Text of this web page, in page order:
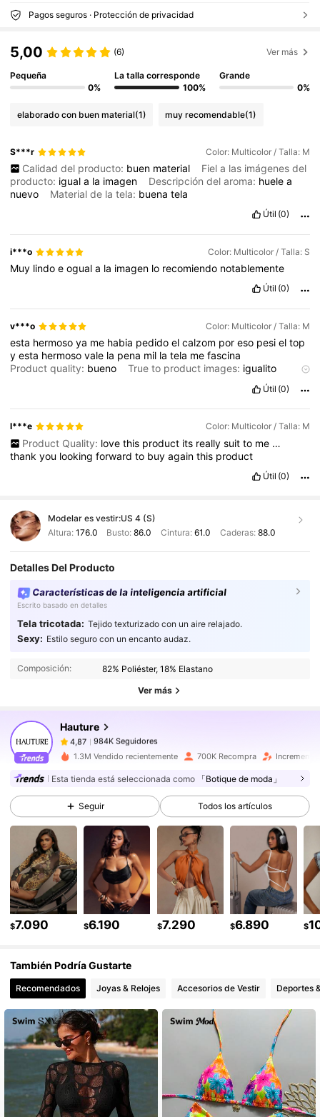
Pagos seguros · Protección de privacidad
5,00 (6) Ver más
Pequeña
0%
La talla corresponde
100%
Grande
0%
elaborado con buen material(1) muy recomendable(1)
S***r Color: Multicolor / Talla: M
Calidad del producto: buen material
Fiel a las imágenes del
producto: iguala la imagen Descripción del aroma: huelea
nuevo
Material de la tela: buenatela
Útil (0)
i***o Color: Multicolor / Talla: S
Muy lindoeoguala la imagen lo recomiendo notablemente
Útil (0)
v***o Color: Multicolor / Talla: M
esta hermosoya me habia pedidoelcalzom poreso pesieltop
yesta hermosovale la pena mil latela mefascina
Product quality: bueno True to product images: igualito
Fit:
Útil (0)
l***e Color: Multicolor / Talla: M
Product Quality: love this product its really suit to me …
thankyou lookingforwardto buyagainthis product
Útil (0)
Modelar es vestir:US 4 (S)
Altura: 176.0 Busto:86.0 Cintura: 61.0 Caderas: 88.0
Detalles Del Producto
Características de la inteligencia artificial
Escrito basado en detalles
Tela tricotada: Tejido texturizado con un aire relajado.
Sexy: Estilo seguro con un encanto audaz.
Composición: 82% Poliéster, 18% Elastano
Ver más
Hauture
4,87 984K Seguidores
984K Seguidores
984K Seguidores
c***r pagóHace 1 día
4,87 984K Seguidores
4,87 984K Seguidores
4,87 984K Seguidores
4,87 984K Seguidores
984K Seguidores
4,87 984K Seguidores
4,87 984K Seguidores
1.3M Vendido recientemente 700K Recompra Incremento
Esta tienda está seleccionada como 「Botique de moda」
Seguir Todos los artículos
$7.090 $6.190 $7.290 $6.890 $
También Podría Gustarte
Recomendados Joyas & Relojes Accesorios de Vestir Deportes